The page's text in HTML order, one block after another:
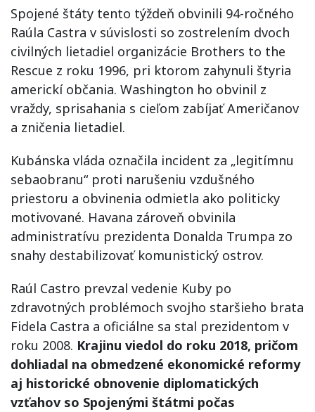
Spojené štáty tento týždeň obvinili 94-ročného
Raúla Castra v súvislosti so zostrelením dvoch
civilných lietadiel organizácie Brothers to the
Rescue z roku 1996, pri ktorom zahynuli štyria
americkí občania. Washington ho obvinil z
vraždy, sprisahania s cieľom zabíjať Američanov
a zničenia lietadiel.
Kubánska vláda označila incident za „legitímnu
sebaobranu“ proti narušeniu vzdušného
priestoru a obvinenia odmietla ako politicky
motivované. Havana zároveň obvinila
administratívu prezidenta Donalda Trumpa zo
snahy destabilizovať komunistický ostrov.
Raúl Castro prevzal vedenie Kuby po
zdravotných problémoch svojho staršieho brata
Fidela Castra a oficiálne sa stal prezidentom v
roku 2008. Krajinu viedol do roku 2018, pričom
dohliadal na obmedzené ekonomické reformy
aj historické obnovenie diplomatických
vzťahov so Spojenými štátmi počas